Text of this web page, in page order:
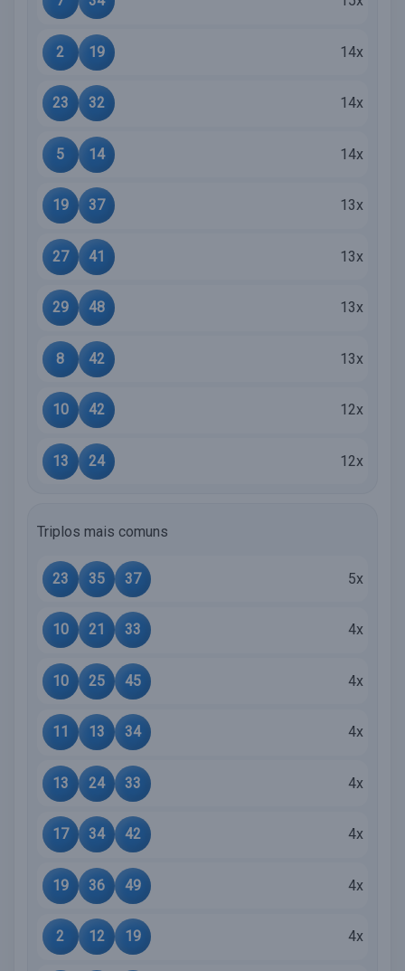
2 19 14x
23 32 14x
5 14 14x
19 37 13x
27 41 13x
29 48 13x
8 42 13x
10 42 12x
13 24 12x
Triplos mais comuns
23 35 37 5x
10 21 33 4x
10 25 45 4x
11 13 34 4x
13 24 33 4x
17 34 42 4x
19 36 49 4x
2 12 19 4x